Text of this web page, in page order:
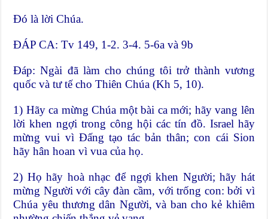
Ðó là lời Chúa.
ĐÁP CA: Tv 149, 1-2. 3-4. 5-6a và 9b
Ðáp: Ngài đã làm cho chúng tôi trở thành vương
quốc và tư tế cho Thiên Chúa (Kh 5, 10).
1) Hãy ca mừng Chúa một bài ca mới; hãy vang lên
lời khen ngợi trong công hội các tín đồ. Israel hãy
mừng vui vì Ðấng tạo tác bản thân; con cái Sion
hãy hân hoan vì vua của họ.
2) Họ hãy hoà nhạc để ngợi khen Người; hãy hát
mừng Người với cây đàn cầm, với trống con: bởi vì
Chúa yêu thương dân Người, và ban cho kẻ khiêm